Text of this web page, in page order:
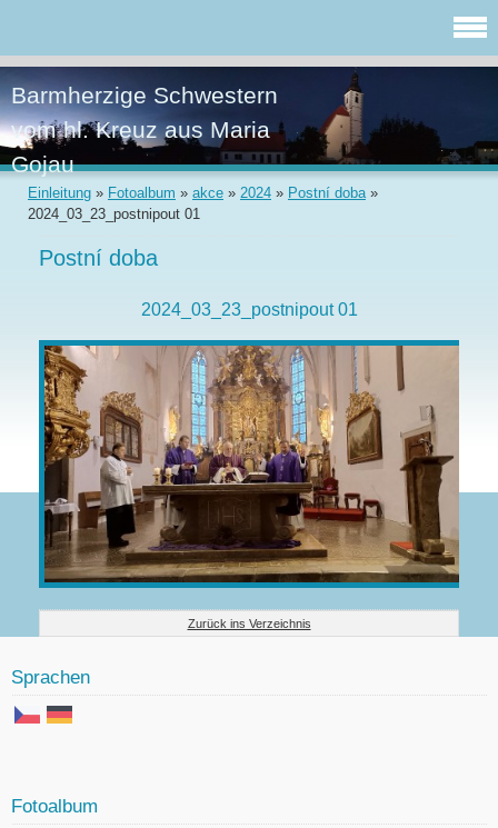
Barmherzige Schwestern
vom hl. Kreuz aus Maria
Gojau
Einleitung » Fotoalbum » akce » 2024 » Postní doba»
2024_03_23_postnipout 01
Postní doba
2024_03_23_postnipout 01
Zurück ins Verzeichnis
Sprachen
Fotoalbum